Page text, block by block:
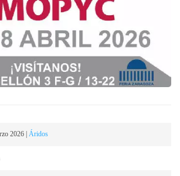
2026 Áridos